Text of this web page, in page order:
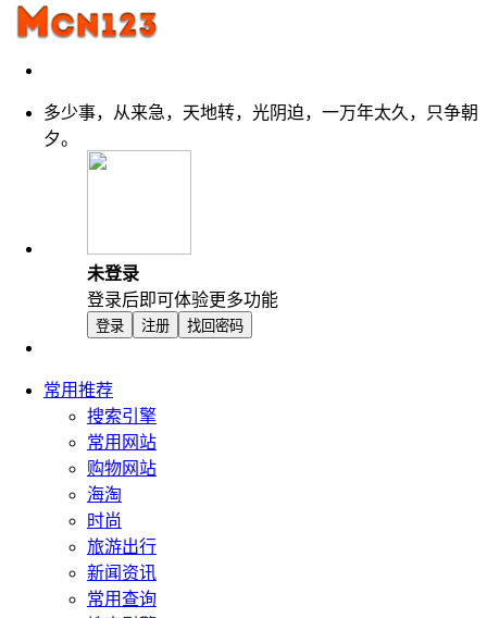
多少事，从来急，天地转，光阴迫，一万年太久，只争朝
夕。
未登录
登录后即可体验更多功能
登录 注册 找回密码
常用推荐
搜索引擎
常用网站
购物网站
海淘
时尚
旅游出行
新闻资讯
常用查询